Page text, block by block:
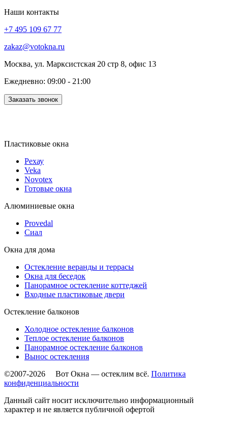
Наши контакты
+7 495 109 67 77
zakaz@votokna.ru
Москва, ул. Марксистская 20 стр 8, офис 13
Ежедневно: 09:00 - 21:00
Заказать звонок
Пластиковые окна
Рехау
Veka
Novotex
Готовые окна
Алюминиевые окна
Provedal
Сиал
Окна для дома
Остекление веранды и террасы
Окна для беседок
Панорамное остекление коттеджей
Входные пластиковые двери
Остекление балконов
Холодное остекление балконов
Теплое остекление балконов
Панорамное остекление балконов
Вынос остекления
©2007-2026 Вот Окна — остеклим всё. Политика
конфиденциальности
Данный сайт носит исключительно информационный
характер и не является публичной офертой